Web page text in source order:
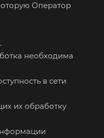
Оператор
необходима
в сети
их обработку